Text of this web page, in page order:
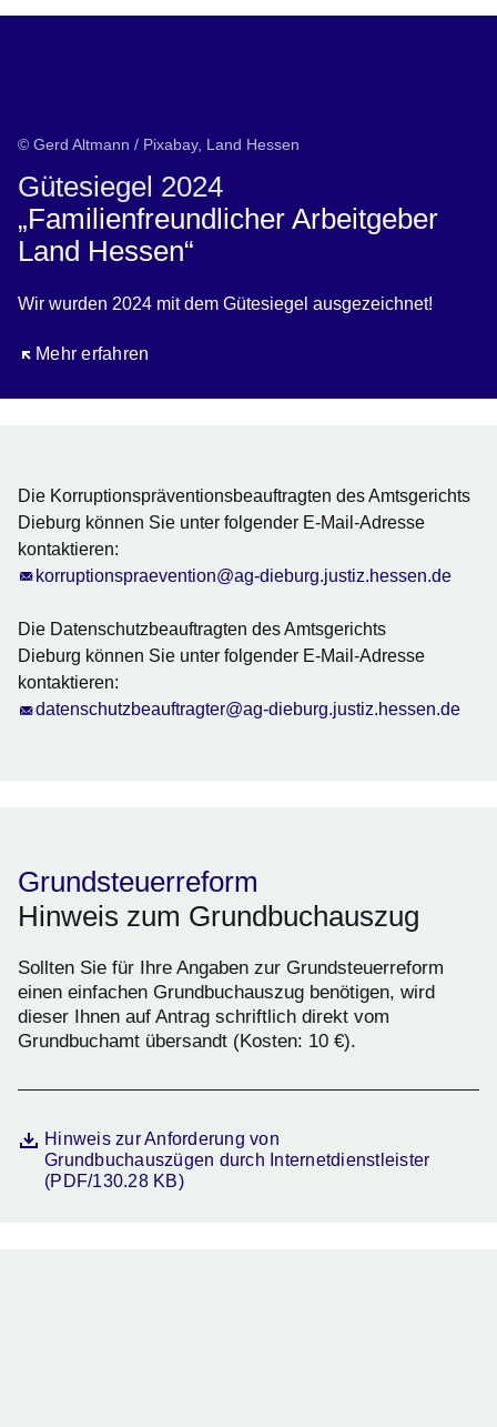
© Gerd Altmann / Pixabay, Land Hessen
Gütesiegel 2024
„Familienfreundlicher Arbeitgeber
Land Hessen“
Wir wurden 2024 mit dem Gütesiegel ausgezeichnet!
Mehr erfahren
Öffnet sich in einem neuen Fenster
Die Korruptionspräventionsbeauftragten des Amtsgerichts
Dieburg können Sie unter folgender E-Mail-Adresse
kontaktieren:
korruptionspraevention@ag-dieburg.justiz.hessen.de
Die Datenschutzbeauftragten des Amtsgerichts
Dieburg können Sie unter folgender E-Mail-Adresse
kontaktieren:
datenschutzbeauftragter@ag-dieburg.justiz.hessen.de
Grundsteuerreform
Hinweis zum Grundbuchauszug
Sollten Sie für Ihre Angaben zur Grundsteuerreform
einen einfachen Grundbuchauszug benötigen, wird
dieser Ihnen auf Antrag schriftlich direkt vom
Grundbuchamt übersandt (Kosten: 10 €).
DateiHinweis zur Anforderung von
Grundbuchauszügen durch Internetdienstleister
(PDF/130.28 KB)
Öffnet sich in einem neuen Fenster